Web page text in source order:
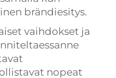
brändiesitys.
vaihdokset ja
nopeat